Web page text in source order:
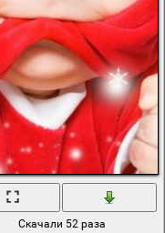
Скачали 52 раза